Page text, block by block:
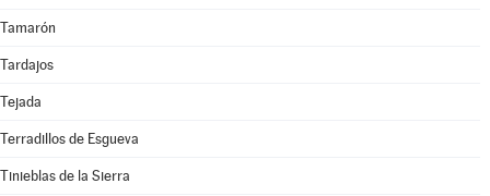
Tamarón
Tardajos
Tejada
Terradillos de Esgueva
Tinieblas de la Sierra